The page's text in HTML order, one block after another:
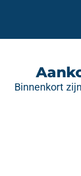
Binnenkort